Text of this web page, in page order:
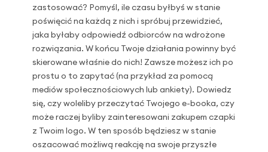
zastosować? Pomyśl, ile czasu byłbyś w stanie
poświęcić na każdą z nich i spróbuj przewidzieć,
jaka byłaby odpowiedź odbiorców na wdrożone
rozwiązania. W końcu Twoje działania powinny być
skierowane właśnie do nich! Zawsze możesz ich po
prostu o to zapytać (na przykład za pomocą
mediów społecznościowych lub ankiety). Dowiedz
się, czy woleliby przeczytać Twojego e-booka, czy
może raczej byliby zainteresowani zakupem czapki
z Twoim logo. W ten sposób będziesz w stanie
oszacować możliwą reakcję na swoje przyszłe